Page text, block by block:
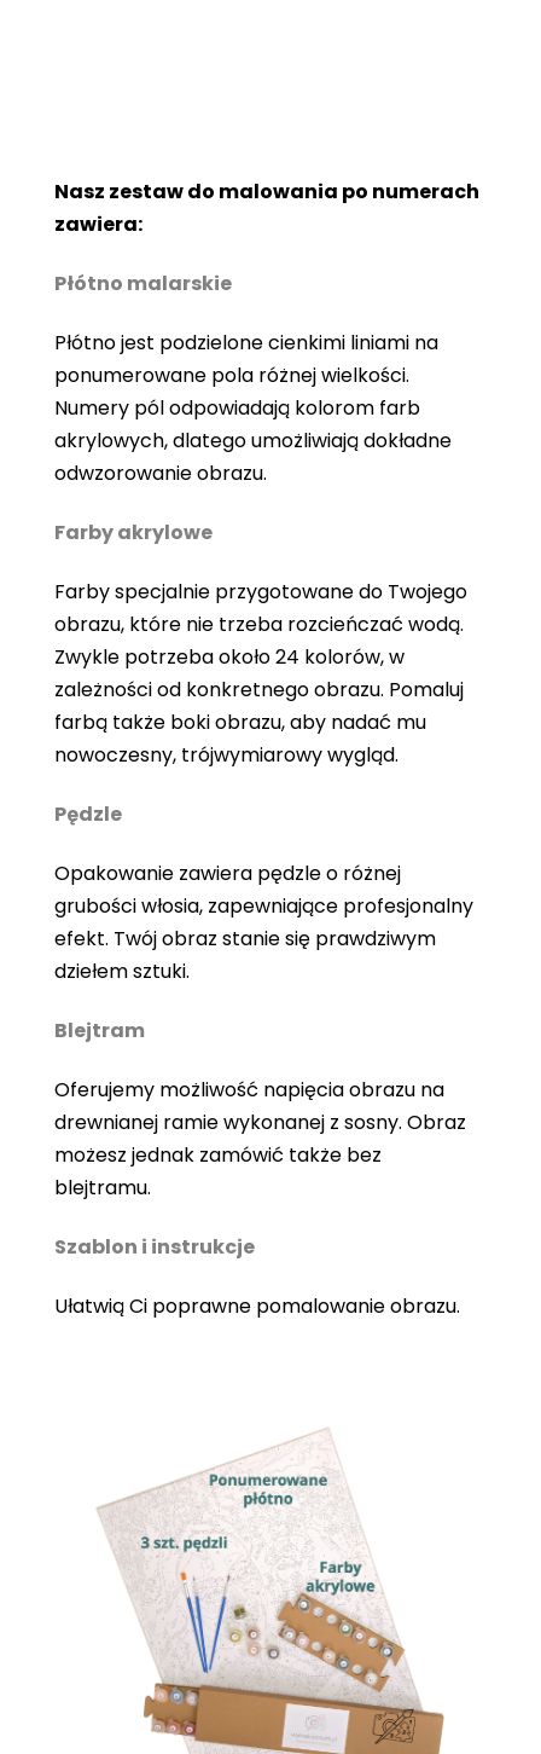
Nasz zestaw do malowania po numerach
zawiera:
Płótno malarskie
Płótno jest podzielone cienkimi liniami na
ponumerowane pola różnej wielkości.
Numery pól odpowiadają kolorom farb
akrylowych, dlatego umożliwiają dokładne
odwzorowanie obrazu.
Farby akrylowe
Farby specjalnie przygotowane do Twojego
obrazu, które nie trzeba rozcieńczać wodą.
Zwykle potrzeba około 24 kolorów, w
zależności od konkretnego obrazu. Pomaluj
farbą także boki obrazu, aby nadać mu
nowoczesny, trójwymiarowy wygląd.
Pędzle
Opakowanie zawiera pędzle o różnej
grubości włosia, zapewniające profesjonalny
efekt. Twój obraz stanie się prawdziwym
dziełem sztuki.
Blejtram
Oferujemy możliwość napięcia obrazu na
drewnianej ramie wykonanej z sosny. Obraz
możesz jednak zamówić także bez
blejtramu.
Szablon i instrukcje
Ułatwią Ci poprawne pomalowanie obrazu.